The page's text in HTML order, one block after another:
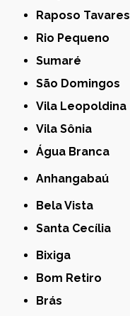
Raposo Tavares
Rio Pequeno
Sumaré
São Domingos
Vila Leopoldina
Vila Sônia
Água Branca
Anhangabaú
Bela Vista
Santa Cecília
Bixiga
Bom Retiro
Brás